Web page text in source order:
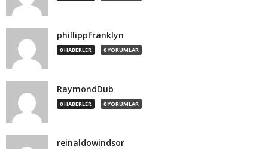
phillippfranklyn
0 HABERLER 0 YORUMLAR
RaymondDub
0 HABERLER 0 YORUMLAR
reinaldowindsor